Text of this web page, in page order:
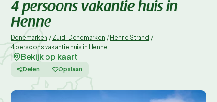
4 persoons vakantie huis in
Henne
Denemarken / Zuid-Denemarken / Henne Strand /
4 persoons vakantie huis in Henne
Bekijk op kaart
Delen Opslaan